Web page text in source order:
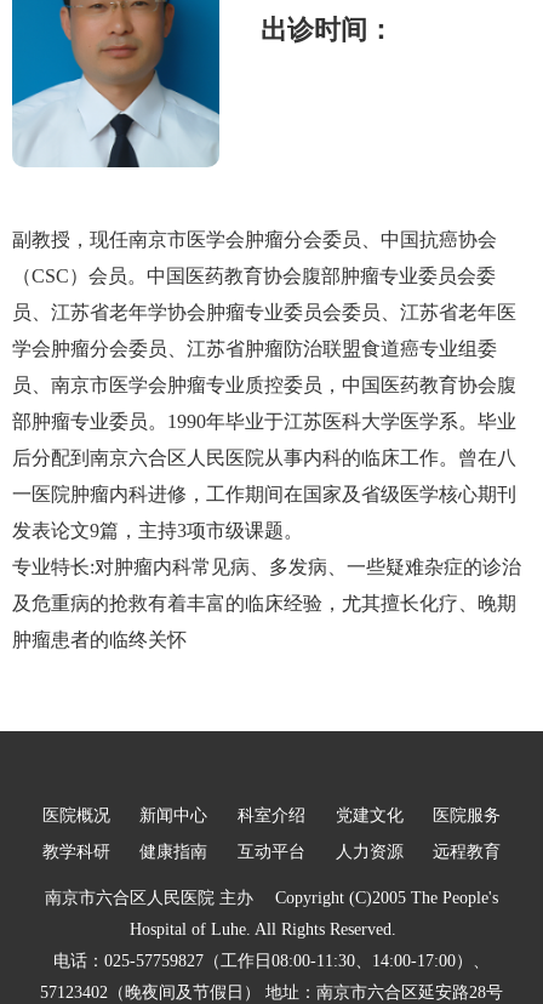
视频点播 出诊时间：
副教授，现任南京市医学会肿瘤分会委员、中国抗癌协会
（CSC）会员。中国医药教育协会腹部肿瘤专业委员会委
员、江苏省老年学协会肿瘤专业委员会委员、江苏省老年医
学会肿瘤分会委员、江苏省肿瘤防治联盟食道癌专业组委
员、南京市医学会肿瘤专业质控委员，中国医药教育协会腹
部肿瘤专业委员。1990年毕业于江苏医科大学医学系。毕业
后分配到南京六合区人民医院从事内科的临床工作。曾在八
一医院肿瘤内科进修，工作期间在国家及省级医学核心期刊
发表论文9篇，主持3项市级课题。
专业特长:对肿瘤内科常见病、多发病、一些疑难杂症的诊治
及危重病的抢救有着丰富的临床经验，尤其擅长化疗、晚期
肿瘤患者的临终关怀
医院概况 新闻中心 科室介绍 党建文化
医院服务
教学科研
健康指南 互动平台 人力资源 远程教育
南京市六合区人民医院 主办 Copyright (C)2005 The People's
Hospital of Luhe. All Rights Reserved.
电话：025-57759827（工作日08:00-11:30、14:00-17:00）、
57123402（晚夜间及节假日） 地址：南京市六合区延安路28号